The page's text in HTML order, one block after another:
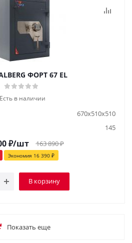
ФОРТ 67 EL
Есть в наличии
670х510х510
145
₽/шт 163 890₽
Экономия 16 390₽
В корзину
Показать еще